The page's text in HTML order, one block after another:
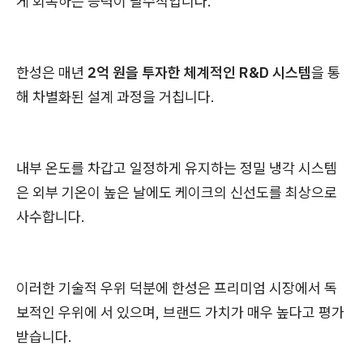
한성은 매년 2억 원을 투자한 체계적인 R&D 시스템을 통
해 차별화된 설계 과정을 거칩니다.
내부 온도를 차갑고 일정하게 유지하는 정밀 냉각 시스템
은 외부 기온이 높은 날에도 케이크의 신선도를 최상으로
사수합니다.
이러한 기술적 우위 덕분에 한성은 프리미엄 시장에서 독
보적인 우위에 서 있으며, 브랜드 가치가 매우 높다고 평가
받습니다.